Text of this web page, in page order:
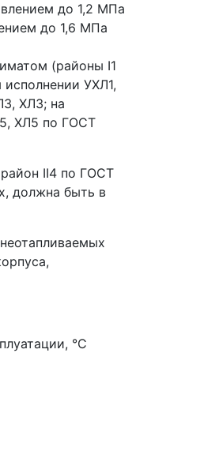
до 1,2 МПа
до 1,6 МПа
(районы I1
УХЛ1,
ХЛ3; на
ХЛ5 по ГОСТ
II4 по ГОСТ
должна быть в
°С